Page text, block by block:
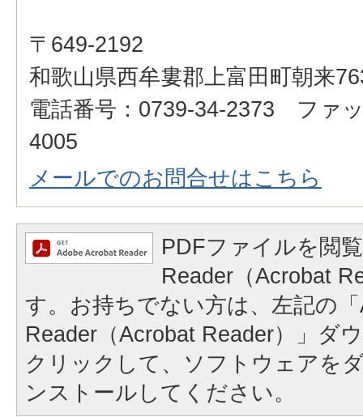
〒649-2192
和歌山県西牟婁郡上富田町朝来
電話番号：0739-34-2373 ファ
4005
メールでのお問合せはこちら
PDFファイルを閲
Reader（Acrobat
す。お持ちでない方は、左記の
Reader（Acrobat Reader）」ダ
クリックして、ソフトウェアを
ンストールしてください。